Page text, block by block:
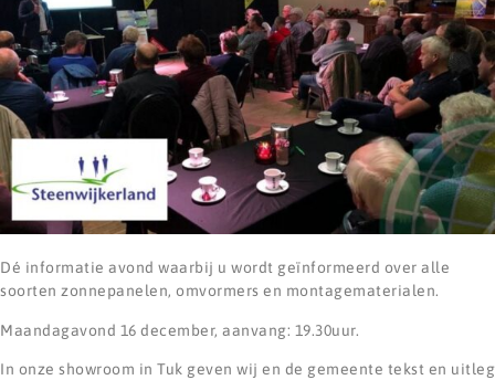
Dé informatie avond waarbij u wordt geïnformeerd over alle
soorten zonnepanelen, omvormers en montagematerialen.
Maandagavond 16 december, aanvang: 19.30uur.
In onze showroom in Tuk geven wij en de gemeente tekst en uitleg